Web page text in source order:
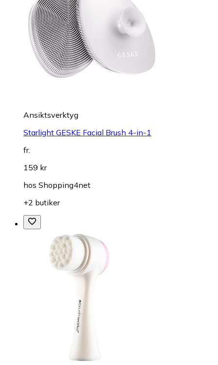
Ansiktsverktyg
Starlight GESKE Facial Brush 4-in-1
fr.
159 kr
hos Shopping4net
+2 butiker